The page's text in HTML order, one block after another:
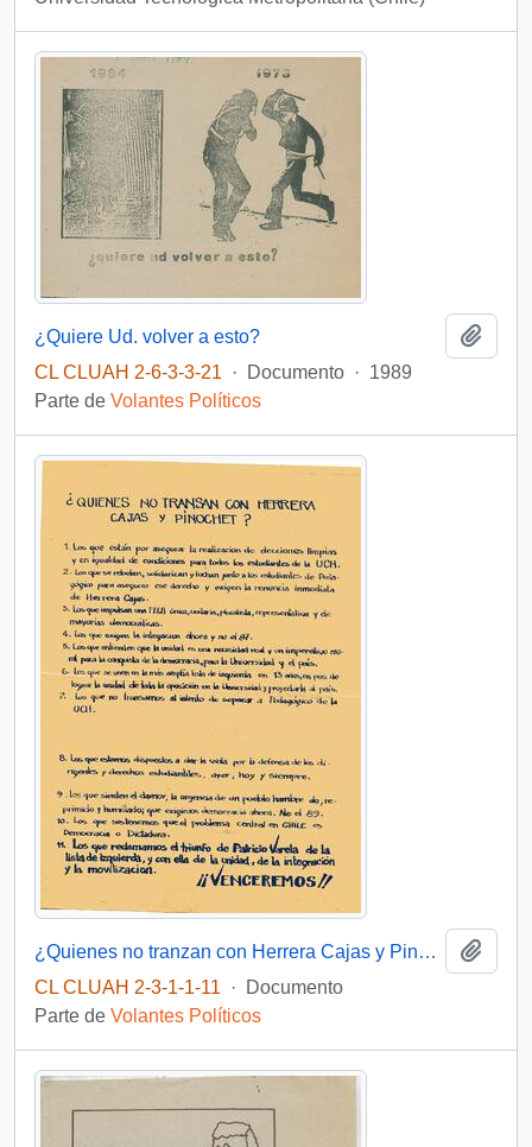
¿Quiere Ud. volver a esto?
CL CLUAH 2-6-3-3-21
· Documento · 1989
Parte de Volantes Políticos
¿Quienes no tranzan con Herrera Cajas y Pinochet?
CL CLUAH 2-3-1-1-11
·
Documento
Parte de Volantes Políticos